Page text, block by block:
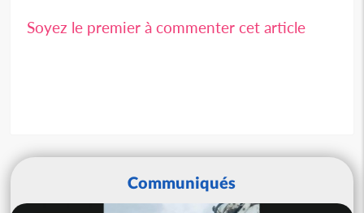
Soyez le premier à commenter cet article
Communiqués